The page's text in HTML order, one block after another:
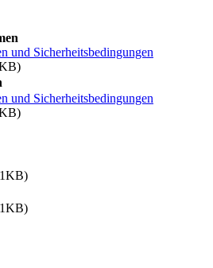
und Sicherheitsbedingungen
und Sicherheitsbedingungen